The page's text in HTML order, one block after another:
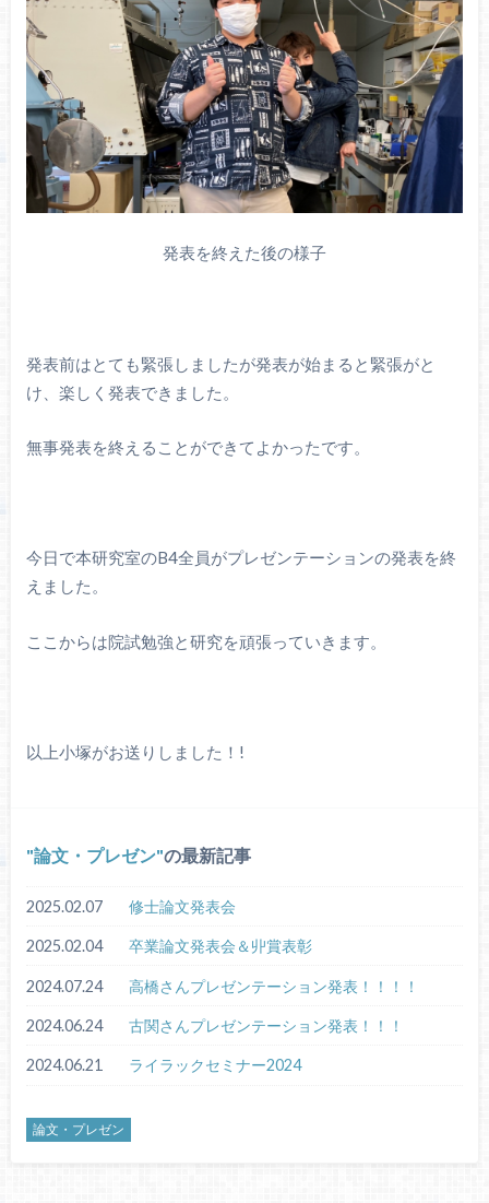
発表を終えた後の様子
発表前はとても緊張しましたが発表が始まると緊張がと
け、楽しく発表できました。
無事発表を終えることができてよかったです。
今日で本研究室のB4全員がプレゼンテーションの発表を終
えました。
ここからは院試勉強と研究を頑張っていきます。
以上小塚がお送りしました！!
論文・プレゼン の最新記事
2025.02.07 修士論文発表会
2025.02.04 卒業論文発表会＆丱賞表彰
2024.07.24 高橋さんプレゼンテーション発表！！！！
2024.06.24 古関さんプレゼンテーション発表！！！
2024.06.21 ライラックセミナー2024
論文・プレゼン